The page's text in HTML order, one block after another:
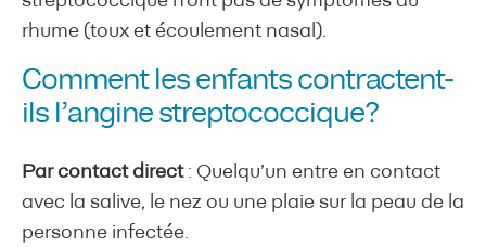
rhume (toux et écoulement nasal).
Comment les enfants contractent-
ils l’angine streptococcique?
Par contact direct: Quelqu’un entre en contact
avec la salive, le nez ou une plaie sur la peau de la
personne infectée.